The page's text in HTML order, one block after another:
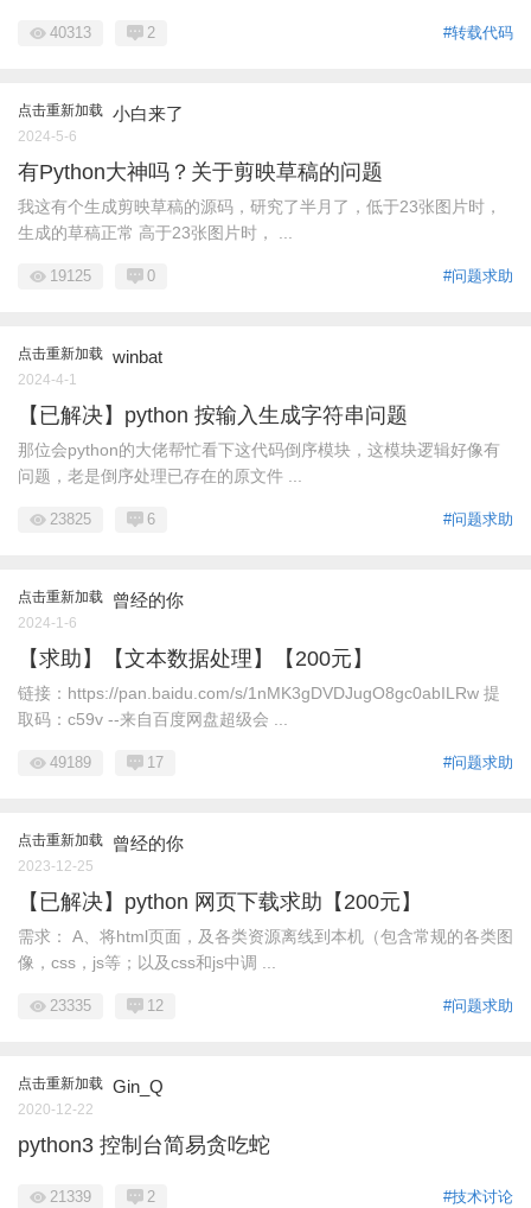
#转载代码
40313 2
点击重新加载 小白来了
2024-5-6
有Python大神吗？关于剪映草稿的问题
我这有个生成剪映草稿的源码，研究了半月了，低于23张图片时，
生成的草稿正常 高于23张图片时， ...
#问题求助
19125 0
点击重新加载 winbat
2024-4-1
【已解决】python 按输入生成字符串问题
那位会python的大佬帮忙看下这代码倒序模块，这模块逻辑好像有
问题，老是倒序处理已存在的原文件 ...
#问题求助
23825 6
点击重新加载 曾经的你
2024-1-6
【求助】【文本数据处理】【200元】
链接：https://pan.baidu.com/s/1nMK3gDVDJugO8gc0abILRw 提
取码：c59v --来自百度网盘超级会 ...
#问题求助
49189 17
点击重新加载 曾经的你
2023-12-25
【已解决】python 网页下载求助【200元】
需求： A、将html页面，及各类资源离线到本机（包含常规的各类图
像，css，js等；以及css和js中调 ...
#问题求助
23335 12
点击重新加载 Gin_Q
2020-12-22
python3 控制台简易贪吃蛇
#技术讨论
21339 2